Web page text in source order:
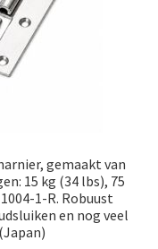
gemaakt van
15 kg (34 lbs), 75
1-R. Robuust
en nog veel